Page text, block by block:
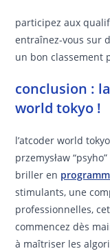
participez aux
entraînez-vous sur
un bon classement
conclusion :
world tokyo !
l’atcoder world
przemysław
briller en
stimulants, une
professionnelles,
commencez dès
à maîtriser les